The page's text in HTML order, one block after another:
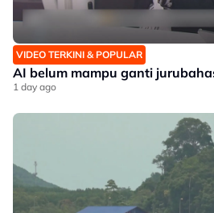
VIDEO TERKINI & POPULAR
AI belum mampu ganti
1 day ago